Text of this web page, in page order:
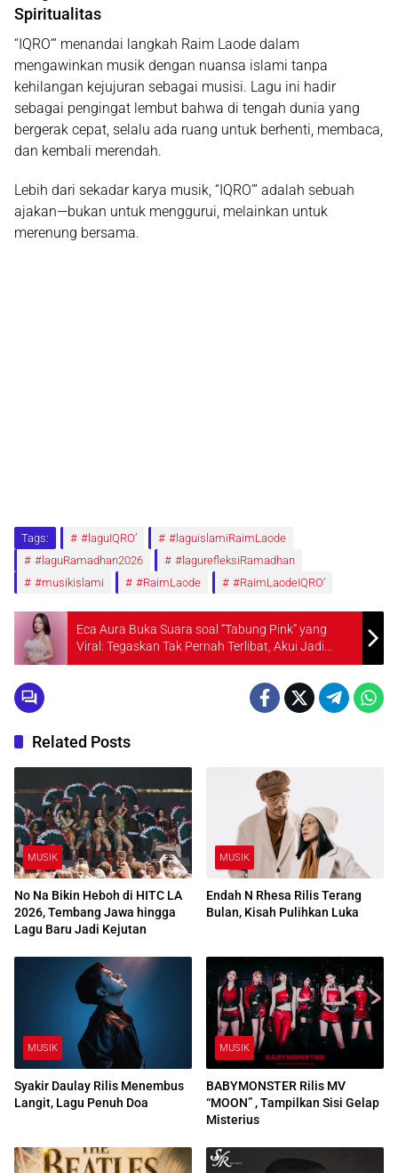
Spiritualitas
“IQRO’” menandai langkah Raim Laode dalam
mengawinkan musik dengan nuansa islami tanpa
kehilangan kejujuran sebagai musisi. Lagu ini hadir
sebagai pengingat lembut bahwa di tengah dunia yang
bergerak cepat, selalu ada ruang untuk berhenti, membaca,
dan kembali merendah.
Lebih dari sekadar karya musik, “IQRO’” adalah sebuah
ajakan—bukan untuk menggurui, melainkan untuk
merenung bersama.
Tags: #laguIQRO’
#laguislamiRaimLaode
#laguRamadhan2026
#lagurefleksiRamadhan
#musikislami
#RaimLaode #RaimLaodeIQRO’
Eca Aura Buka Suara soal “Tabung Pink” yang
Viral: Tegaskan Tak Pernah Terlibat, Akui Jadi
Pelajaran Berharga
Related Posts
MUSIK
No Na Bikin Heboh di HITC LA
2026, Tembang Jawa hingga
Lagu Baru Jadi Kejutan
MUSIK
Endah N Rhesa Rilis Terang
Bulan, Kisah Pulihkan Luka
MUSIK
Syakir Daulay Rilis Menembus
Langit, Lagu Penuh Doa
MUSIK
BABYMONSTER Rilis MV
“MOON” , Tampilkan Sisi Gelap
Misterius